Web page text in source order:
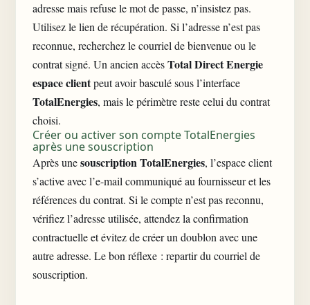
adresse mais refuse le mot de passe, n’insistez pas.
Utilisez le lien de récupération. Si l’adresse n’est pas
reconnue, recherchez le courriel de bienvenue ou le
contrat signé. Un ancien accèsTotal Direct Energie
espace clientpeut avoir basculé sous l’interface
TotalEnergies, mais le périmètre reste celui du contrat
choisi.
Créer ou activer son compte TotalEnergies
après une souscription
Après unesouscription TotalEnergies, l’espace client
s’active avec l’e-mail communiqué au fournisseur et les
références du contrat. Si le compte n’est pas reconnu,
vérifiez l’adresse utilisée, attendez la confirmation
contractuelle et évitez de créer un doublon avec une
autre adresse. Le bon réflexe : repartir du courriel de
souscription.